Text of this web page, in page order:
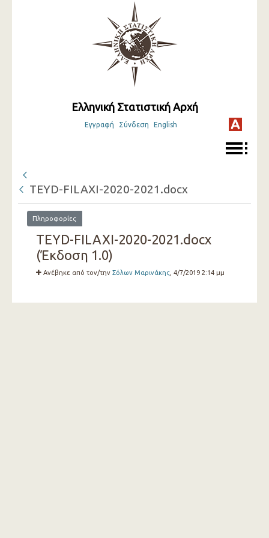
Ελληνική Στατιστική Αρχή
Εγγραφή Σύνδεση English
TEYD-FILAXI-2020-2021.docx
Πληροφορίες
TEYD-FILAXI-2020-2021.docx
(Έκδοση 1.0)
Ανέβηκε από τον/την Σόλων Μαρινάκης, 4/7/2019 2:14 μμ